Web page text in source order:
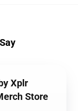
Xplr
Store